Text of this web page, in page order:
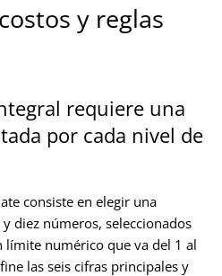
y reglas
requiere una
por cada nivel de
consiste en elegir una
diez números, seleccionados
numérico que va del 1 al
las seis cifras principales y